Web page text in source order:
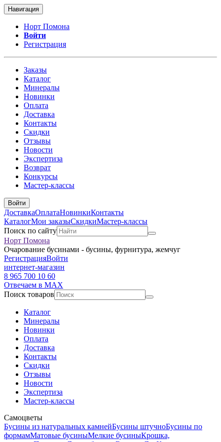
Навигация
Норт Помона
Войти
Регистрация
Заказы
Каталог
Минералы
Новинки
Оплата
Доставка
Контакты
Скидки
Отзывы
Новости
Экспертиза
Возврат
Конкурсы
Мастер-классы
Войти
ДоставкаОплатаНовинкиКонтакты
КаталогМои заказыСкидкиМастер-классы
Поиск по сайту
Норт Помона
Очарование бусинами - бусины, фурнитура, жемчуг
РегистрацияВойти
интернет-магазин
8 965 700 10 60
Отвечаем в MAX
Поиск товаров
Каталог
Минералы
Новинки
Оплата
Доставка
Контакты
Скидки
Отзывы
Новости
Экспертиза
Мастер-классы
Самоцветы
Бусины из натуральных камнейБусины штучноБусины по
формамМатовые бусиныМелкие бусиныКрошка,